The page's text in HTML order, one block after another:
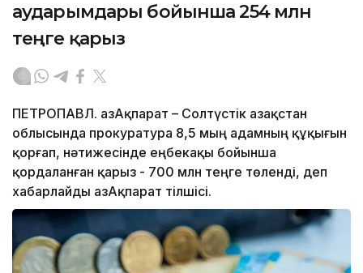
аударымдары бойынша 254 млн
теңге қарыз
ПЕТРОПАВЛ. ҚазАқпарат – Солтүстік Қазақстан
облысында прокуратура 8,5 мың адамның құқығын
қорғап, нәтижесінде еңбекақы бойынша
қордаланған қарыз - 700 млн теңге төленді, деп
хабарлайды ҚазАқпарат тілшісі.